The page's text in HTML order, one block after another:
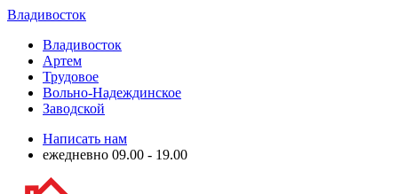
Владивосток
Владивосток
Артем
Трудовое
Вольно-Надеждинское
Заводской
Написать нам
ежедневно 09.00 - 19.00